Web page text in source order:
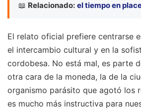
📖 Relacionado: el tiempo en
El relato oficial prefiere centrarse
el intercambio cultural y en la
cordobesa. No está mal, es parte
otra cara de la moneda, la de la
organismo parásito que agotó los
es mucho más instructiva para